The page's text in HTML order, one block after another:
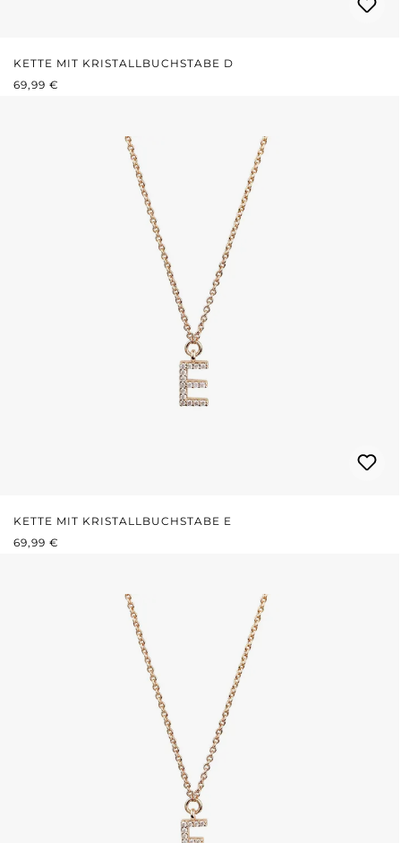
KETTE MIT KRISTALLBUCHSTABE D
REGULÄRER PREIS:
69,99 €
KETTE MIT KRISTALLBUCHSTABE E
REGULÄRER PREIS:
69,99 €